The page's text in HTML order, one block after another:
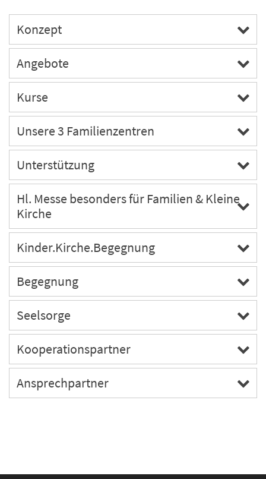
Konzept
Angebote
Kurse
Unsere 3 Familienzentren
Unterstützung
Hl. Messe besonders für Familien & Kleine
Kirche
Kinder.Kirche.Begegnung
Begegnung
Seelsorge
Kooperationspartner
Ansprechpartner